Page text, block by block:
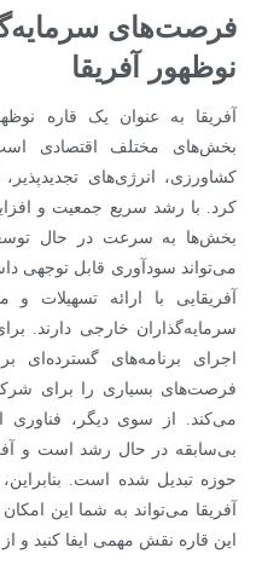
فرصت‌های
نوظهور آفریقا
آفریقا به عنوان یک قاره
بخش‌های مختلف اقتصادی
کشاورزی، انرژی‌های
کرد. با رشد سریع جمعیت و
بخش‌ها به سرعت در حال
می‌تواند سودآوری قابل توجهی
آفریقایی با ارائه تسهیلات
سرمایه‌گذاران خارجی دارند.
اجرای برنامه‌های گسترده‌ای
فرصت‌های بسیاری را برای
می‌کند. از سوی دیگر، فناوری
بی‌سابقه در حال رشد است و
حوزه تبدیل شده است.
آفریقا می‌تواند به شما این
این قاره نقش مهمی ایفا کنید و